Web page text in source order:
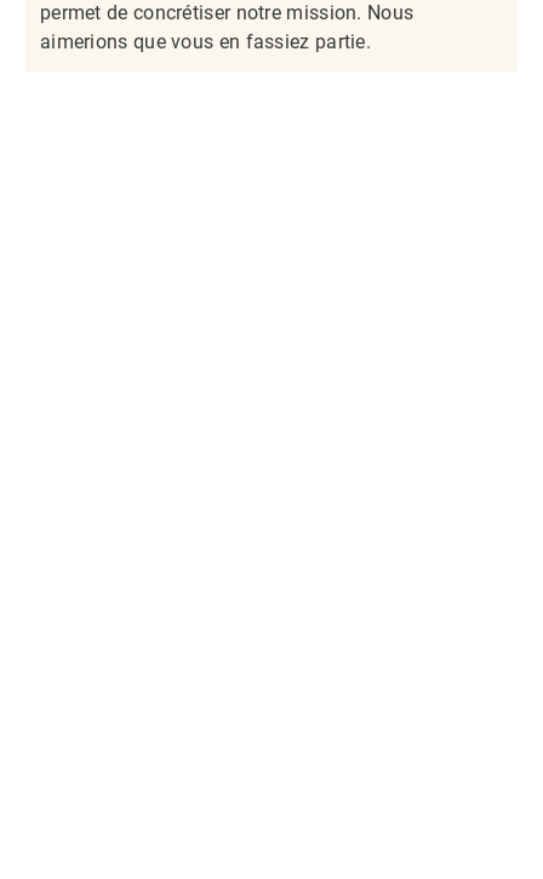
permet de concrétiser notre mission. Nous
aimerions que vous en fassiez partie.​​​​​​​